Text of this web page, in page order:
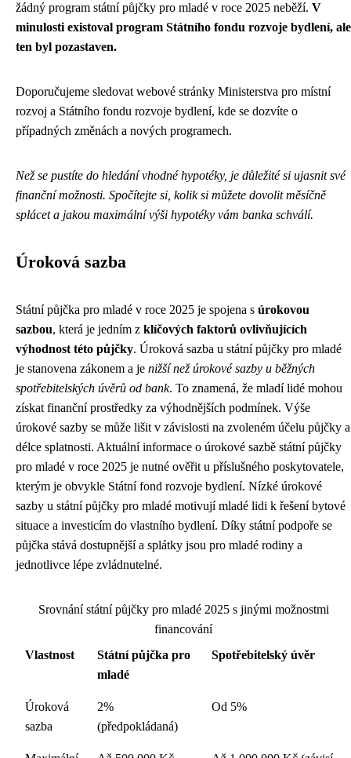
žádný program státní půjčky pro mladé v roce 2025 neběží. V
minulosti existoval program Státního fondu rozvoje bydlení, ale
ten byl pozastaven.
Doporučujeme sledovat webové stránky Ministerstva pro místní
rozvoj a Státního fondu rozvoje bydlení, kde se dozvíte o
případných změnách a nových programech.
Než se pustíte do hledání vhodné hypotéky, je důležité si ujasnit své
finanční možnosti. Spočítejte si, kolik si můžete dovolit měsíčně
splácet a jakou maximální výši hypotéky vám banka schválí.
Úroková sazba
Státní půjčka pro mladé v roce 2025 je spojena s úrokovou
sazbou, která je jedním z klíčových faktorů ovlivňujících
výhodnost této půjčky. Úroková sazba u státní půjčky pro mladé
je stanovena zákonem a je nižší než úrokové sazby u běžných
spotřebitelských úvěrů od bank. To znamená, že mladí lidé mohou
získat finanční prostředky za výhodnějších podmínek. Výše
úrokové sazby se může lišit v závislosti na zvoleném účelu půjčky a
délce splatnosti. Aktuální informace o úrokové sazbě státní půjčky
pro mladé v roce 2025 je nutné ověřit u příslušného poskytovatele,
kterým je obvykle Státní fond rozvoje bydlení. Nízké úrokové
sazby u státní půjčky pro mladé motivují mladé lidi k řešení bytové
situace a investicím do vlastního bydlení. Díky státní podpoře se
půjčka stává dostupnější a splátky jsou pro mladé rodiny a
jednotlivce lépe zvládnutelné.
Srovnání státní půjčky pro mladé 2025 s jinými možnostmi
financování
Vlastnost
Státní půjčka pro
mladé
Spotřebitelský úvěr
Úroková
sazba
2%
(předpokládaná)
Od 5%